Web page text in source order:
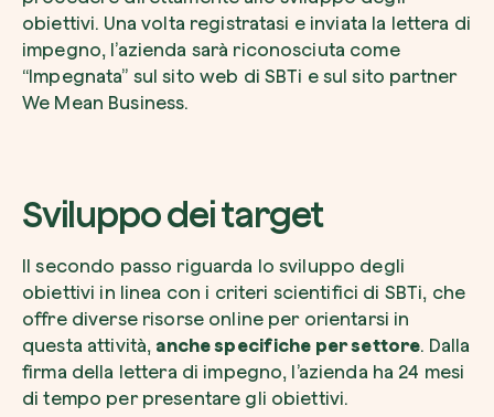
obiettivi. Una volta registratasi e inviata la lettera di
impegno, l’azienda sarà riconosciuta come
“Impegnata” sul sito web di SBTi e sul sito partner
We Mean Business.
Sviluppo dei target
Il secondo passo riguarda lo sviluppo degli
obiettivi in linea con i criteri scientifici di SBTi, che
offre diverse risorse online per orientarsi in
questa attività, anche specifiche per settore. Dalla
firma della lettera di impegno, l’azienda ha 24 mesi
di tempo per presentare gli obiettivi.